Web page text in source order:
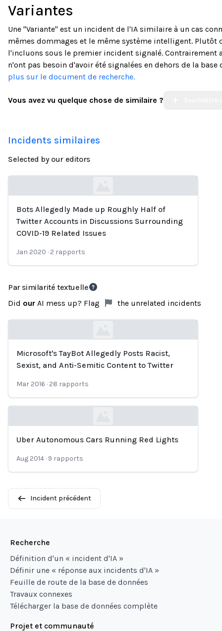
Variantes
Une "Variante" est un incident de l'IA similaire à un cas
mêmes dommages et le même système intelligent. Plutôt
l'incluons sous le premier incident signalé. Contrairement
n'ont pas besoin d'avoir été signalées en dehors de la
plus sur le document de recherche.
Vous avez vu quelque chose de similaire ?
Incidents similaires
Selected by our editors
Loading...
Bots Allegedly Made up Roughly Half of
Twitter Accounts in Discussions Surrounding
COVID-19 Related Issues
Jan 2020 · 2 rapports
Par similarité textuelle
Did our AI mess up? Flag the unrelated incidents
Loading...
Microsoft's TayBot Allegedly Posts Racist,
Sexist, and Anti-Semitic Content to Twitter
Mar 2016 · 28 rapports
Uber Autonomous Cars Running Red Lights
Aug 2014 · 9 rapports
Incident précédent
Recherche
Définition d'un « incident d'IA »
Définir une « réponse aux incidents d'IA »
Feuille de route de la base de données
Travaux connexes
Télécharger la base de données complète
Projet et communauté